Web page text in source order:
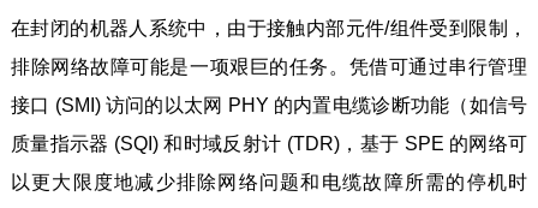
在封闭的机器人系统中，由于接触内部元件/组件受到限制，
排除网络故障可能是一项艰巨的任务。凭借可通过串行管理
接口 (SMI) 访问的以太网 PHY 的内置电缆诊断功能（如信号
质量指示器 (SQI) 和时域反射计 (TDR)，基于 SPE 的网络可
以更大限度地减少排除网络问题和电缆故障所需的停机时